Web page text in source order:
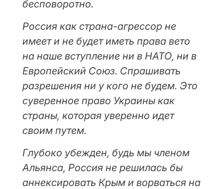
бесповоротно.
Россия как страна-агрессор не
имеет и не будет иметь права вето
на наше вступление ни в НАТО, ни в
Европейский Союз. Спрашивать
разрешения ни у кого не будем. Это
суверенное право Украины как
страны, которая уверенно идет
своим путем.
Глубоко убежден, будь мы членом
Альянса, Россия не решилась бы
аннексировать Крым и ворваться на